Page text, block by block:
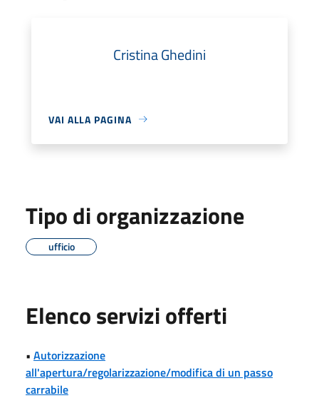
Cristina Ghedini
VAI ALLA PAGINA
Tipo di organizzazione
ufficio
Elenco servizi offerti
• Autorizzazione
all'apertura/regolarizzazione/modifica di un passo
carrabile